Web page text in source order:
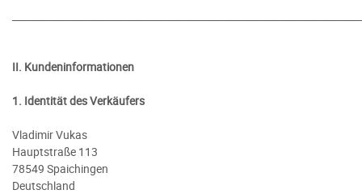
II. Kundeninformationen
1. Identität des Verkäufers
Vladimir Vukas
Hauptstraße 113
78549 Spaichingen
Deutschland